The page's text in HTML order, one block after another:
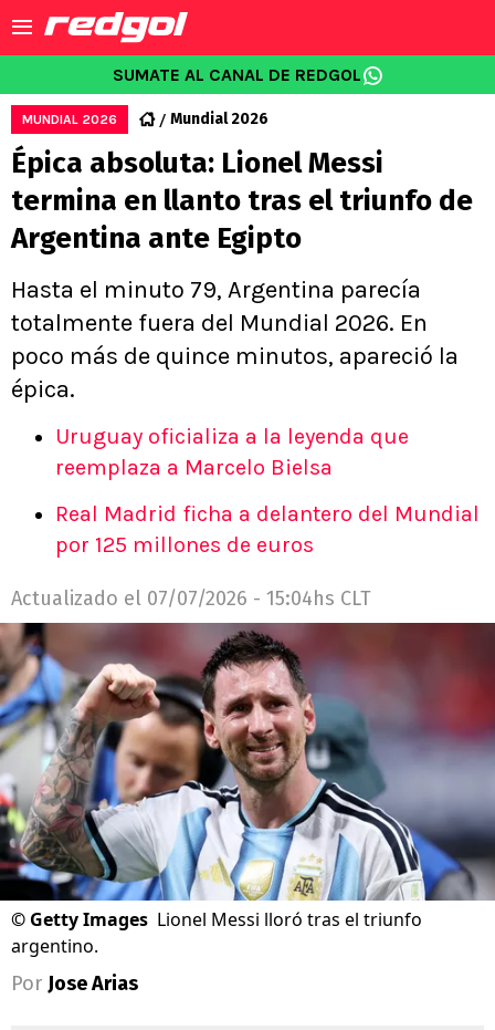
SUMATE AL CANAL DE REDGOL
MUNDIAL 2026 Mundial 2026
Épica absoluta: Lionel Messi
termina en llanto tras el triunfo de
Argentina ante Egipto
Hasta el minuto 79, Argentina parecía
totalmente fuera del Mundial 2026. En
poco más de quince minutos, apareció la
épica.
Uruguay oficializa a la leyenda que
reemplaza a Marcelo Bielsa
Real Madrid ficha a delantero del Mundial
por 125 millones de euros
Actualizado el 07/07/2026 - 15:04hs CLT
© Getty Images Lionel Messi lloró tras el triunfo
argentino.
Por Jose Arias